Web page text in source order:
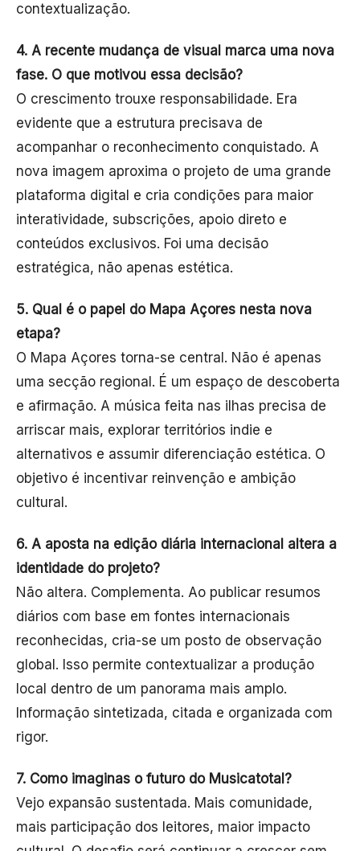
contextualização.
4. A recente mudança de visual marca uma nova
fase. O que motivou essa decisão?
O crescimento trouxe responsabilidade. Era
evidente que a estrutura precisava de
acompanhar o reconhecimento conquistado. A
nova imagem aproxima o projeto de uma grande
plataforma digital e cria condições para maior
interatividade, subscrições, apoio direto e
conteúdos exclusivos. Foi uma decisão
estratégica, não apenas estética.
5. Qual é o papel do Mapa Açores nesta nova
etapa?
O Mapa Açores torna-se central. Não é apenas
uma secção regional. É um espaço de descoberta
e afirmação. A música feita nas ilhas precisa de
arriscar mais, explorar territórios indie e
alternativos e assumir diferenciação estética. O
objetivo é incentivar reinvenção e ambição
cultural.
6. A aposta na edição diária internacional altera a
identidade do projeto?
Não altera. Complementa. Ao publicar resumos
diários com base em fontes internacionais
reconhecidas, cria-se um posto de observação
global. Isso permite contextualizar a produção
local dentro de um panorama mais amplo.
Informação sintetizada, citada e organizada com
rigor.
7. Como imaginas o futuro do Musicatotal?
Vejo expansão sustentada. Mais comunidade,
mais participação dos leitores, maior impacto